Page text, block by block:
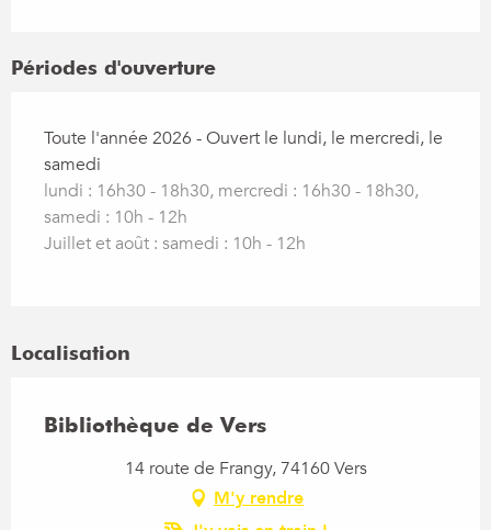
Périodes d'ouverture
Toute l'année 2026 - Ouvert le lundi, le mercredi, le
samedi
lundi : 16h30 - 18h30, mercredi : 16h30 - 18h30,
samedi : 10h - 12h
Juillet et août : samedi : 10h - 12h
Localisation
Bibliothèque de Vers
14 route de Frangy, 74160 Vers
M'y rendre